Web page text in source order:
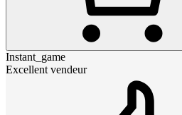
Instant_game
Excellent vendeur